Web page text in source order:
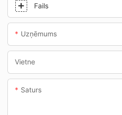
Fails
Uzņēmums
Vietne
Saturs